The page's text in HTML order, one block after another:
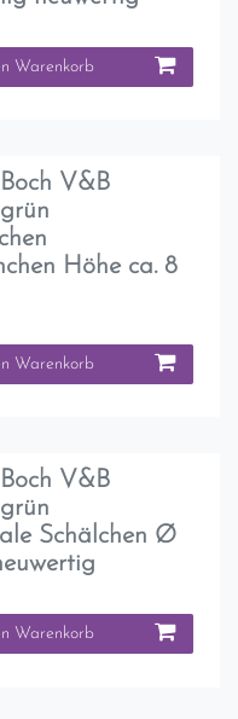
Warenkorb
V&B
Höhe ca. 8
Warenkorb
V&B
Schälchen Ø
Warenkorb